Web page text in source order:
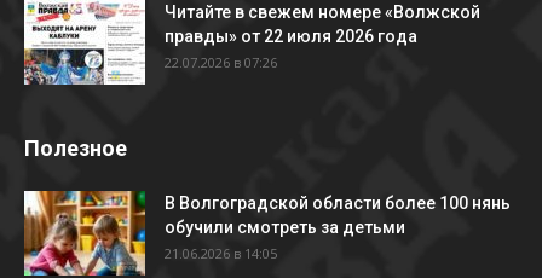
Читайте в свежем номере «Волжской
правды» от 22 июля 2026 года
22.07.2026 в 07:26
Полезное
В Волгоградской области более 100 нянь
обучили смотреть за детьми
21.06.2026 в 14:05